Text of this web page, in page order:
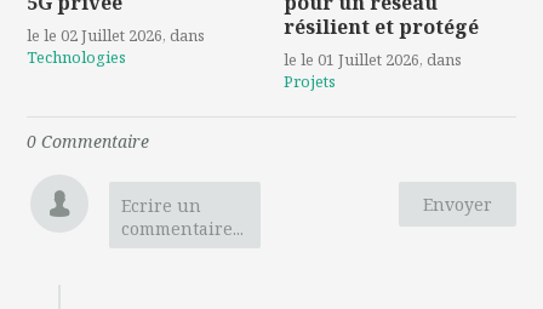
le le 02 Juillet 2026, dans
Technologies
résilient et protégé
le le 01 Juillet 2026, dans
Projets
0 Commentaire
Envoyer
Ecrire un
commentaire...